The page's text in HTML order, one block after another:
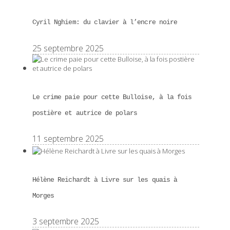
Cyril Nghiem: du clavier à l’encre noire
25 septembre 2025
Le crime paie pour cette Bulloise, à la fois
postière et autrice de polars
11 septembre 2025
Hélène Reichardt à Livre sur les quais à
Morges
3 septembre 2025